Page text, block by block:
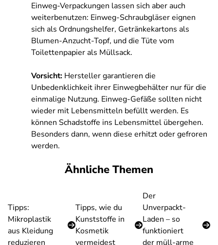
Einweg-Verpackungen lassen sich aber auch
weiterbenutzen: Einweg-Schraubgläser eignen
sich als Ordnungshelfer, Getränkekartons als
Blumen-Anzucht-Topf, und die Tüte vom
Toilettenpapier als Müllsack.
Vorsicht: Hersteller garantieren die
Unbedenklichkeit ihrer Einwegbehälter nur für die
einmalige Nutzung. Einweg-Gefäße sollten nicht
wieder mit Lebensmitteln befüllt werden. Es
können Schadstoffe ins Lebensmittel übergehen.
Besonders dann, wenn diese erhitzt oder gefroren
werden.
Ähnliche Themen
Tipps:
Mikroplastik
aus Kleidung
reduzieren
Tipps, wie du
Kunststoffe in
Kosmetik
vermeidest
Der
Unverpackt-
Laden – so
funktioniert
der müll-arme